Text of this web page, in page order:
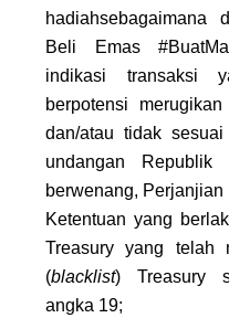
hadiahsebagaimana
Beli Emas
indikasi transaksi
berpotensi
dan/atau tidak
undangan Republik
berwenang,
Ketentuan yang
Treasury yang telah
(blacklist) Treasury
angka 19;